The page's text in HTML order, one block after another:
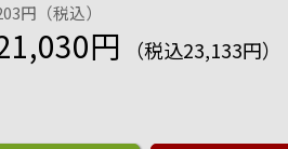
円（税込）
円 （税込23,133円）